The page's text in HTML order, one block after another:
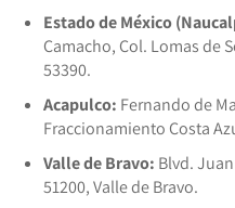
Estado de México
Camacho, Col. Lomas de
53390.
Acapulco: Fernando de
Fraccionamiento Costa
Valle de Bravo: Blvd.
51200, Valle de Bravo.